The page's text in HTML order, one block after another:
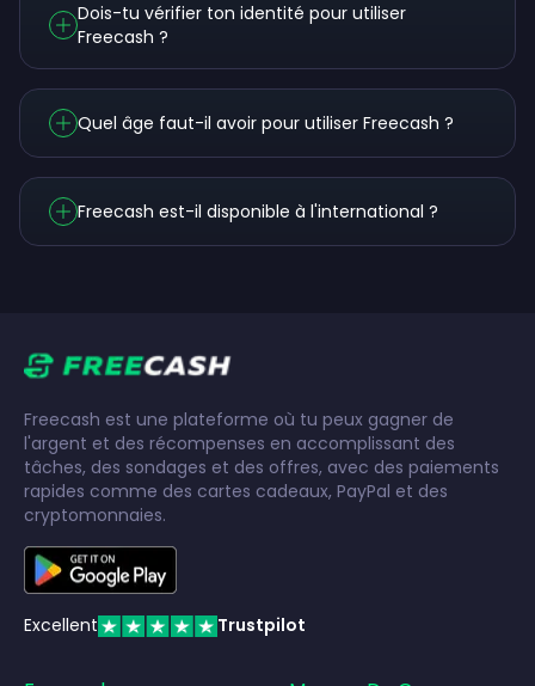
Dois-tu vérifier ton identité pour utiliser
Freecash ?
Quel âge faut-il avoir pour utiliser Freecash ?
Freecash est-il disponible à l'international ?
Freecash est une plateforme où tu peux gagner de
l'argent et des récompenses en accomplissant des
tâches, des sondages et des offres, avec des paiements
rapides comme des cartes cadeaux, PayPal et des
cryptomonnaies.
Excellent Trustpilot